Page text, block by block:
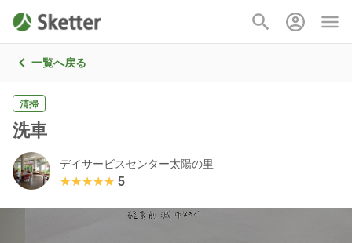
一覧へ戻る
清掃
洗車
デイサービスセンター太陽の里
★★★★★
★★★★★ 5